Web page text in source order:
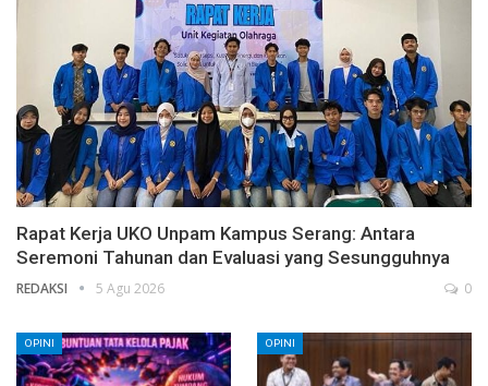
Rapat Kerja UKO Unpam Kampus Serang: Antara
Seremoni Tahunan dan Evaluasi yang Sesungguhnya
REDAKSI 5 Agu 2026 0
OPINI OPINI